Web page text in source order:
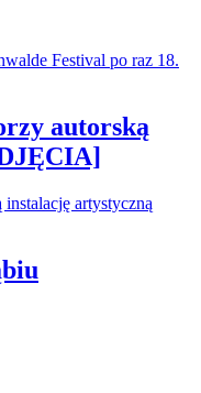
autorską